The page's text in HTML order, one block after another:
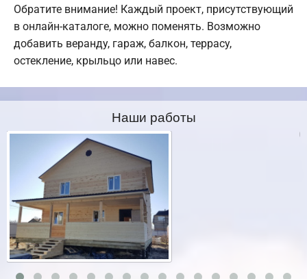
Обратите внимание! Каждый проект, присутствующий
в онлайн-каталоге, можно поменять. Возможно
добавить веранду, гараж, балкон, террасу,
остекление, крыльцо или навес.
Наши работы